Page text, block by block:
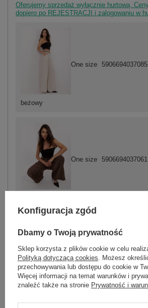
Oferujemy sprzedaż wyłącznie hurtową.
dopiero po REJESTRACJI i zalogowaniu w
One size 5906694037061
beżowy
One size 5906694037085
ZALOGUJ SIĘ I
Masz pytanie? Chętnie pomożemy.
Zadzwoń+48 601 547 740 Zadaj
skład materiału : 88% wiskoza, 12% nylon
Konfiguracja zgód
Dbamy o Twoją prywatność
Sklep korzysta z plików cookie w celu
Polityką dotyczącą cookies . Możesz
przechowywania lub dostępu do cookie w
Więcej informacji na temat warunków i
znaleźć także na stronie Prywatność i